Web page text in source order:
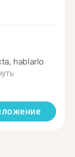
hablarlo